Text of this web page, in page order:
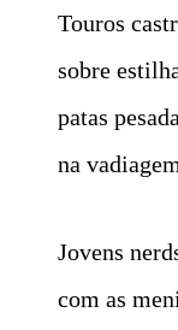
Touros
sobre
patas
na
Jovens
com as